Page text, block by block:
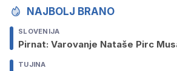
NAJBOLJ BRANO
SLOVENIJA
Pirnat: Varovanje Nataše Pirc
TUJINA